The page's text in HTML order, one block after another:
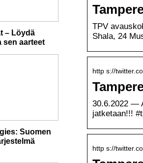
TPV
Shala, 24
http s://
30.6.2022 —
jatketaan!!!
http s://
– Löydä
sen aarteet
Suomen